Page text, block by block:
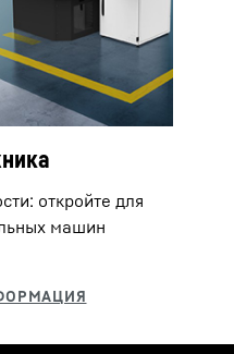
откройте для
машин